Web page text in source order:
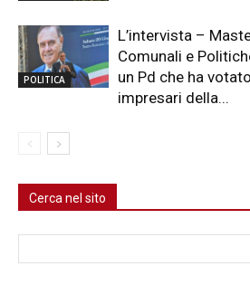
POLITICA
L’intervista –
Comunali e
un Pd che ha
impresari della...
Cerca nel sito